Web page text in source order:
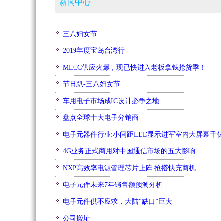
新闻中心
三八妇女节
2019年度宝岛台湾行
MLCC供应火爆，现已快进入老板拿钱抢货季！
节日趴-三八妇女节
车用电子市场成IC设计必争之地
盘点全球十大电子分销商
电子元器件行业:小间距LED显示进军室内大屏幕千
4G业务正式商用对中国通信市场的五大影响
NXP高效率电源管理芯片上阵 抢搭快充商机
电子元件未来7年销售额预测分析
电子元件供不应求，大陆“缺口”巨大
公司搬址